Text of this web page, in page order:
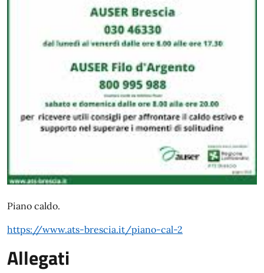
Piano caldo.
https://www.ats-brescia.it/piano-cal-2
Allegati